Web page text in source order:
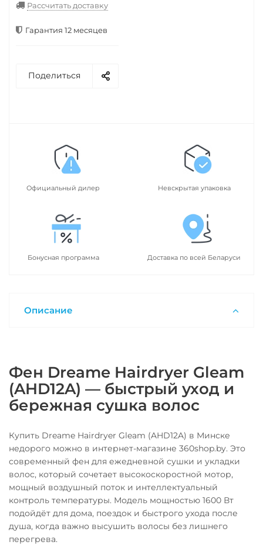
Рассчитать доставку
Гарантия 12 месяцев
Поделиться
Официальный дилер Невскрытая упаковка
Бонусная программа Доставка по всей Беларуси
Описание
Фен Dreame Hairdryer Gleam
(AHD12A) — быстрый уход и
бережная сушка волос
Купить Dreame Hairdryer Gleam (AHD12A) в Минске
недорого можно в интернет-магазине 360shop.by. Это
современный фен для ежедневной сушки и укладки
волос, который сочетает высокоскоростной мотор,
мощный воздушный поток и интеллектуальный
контроль температуры. Модель мощностью 1600 Вт
подойдёт для дома, поездок и быстрого ухода после
душа, когда важно высушить волосы без лишнего
перегрева.